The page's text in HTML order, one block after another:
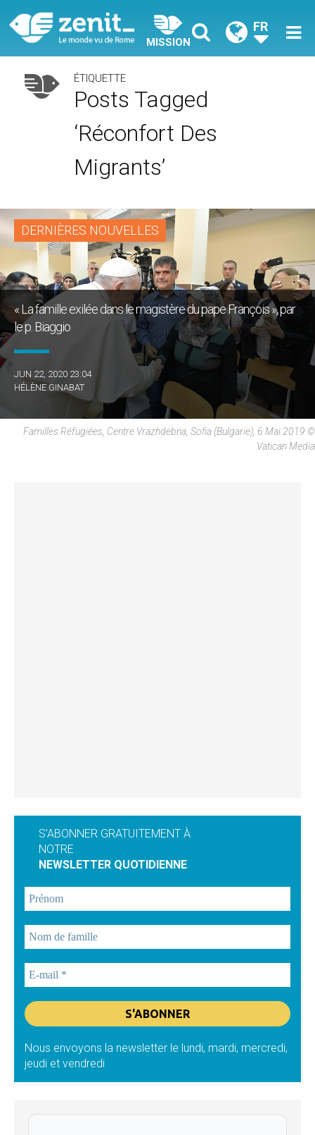
MISSION
FR
ÉTIQUETTE
Posts Tagged
‘réconfort Des
Migrants’
DERNIÈRES NOUVELLES
« La famille exilée dans le magistère du pape François », par
le p. Biaggio
JUN 22, 2020 23:04
HÉLÈNE GINABAT
Familles Réfugiées, Centre Vrazhdebna, Sofia (Bulgarie), 6 Mai 2019 ©
Vatican Media
S'ABONNER GRATUITEMENT À
NOTRE
NEWSLETTER QUOTIDIENNE
Nous envoyons la newsletter le lundi, mardi, mercredi,
jeudi et vendredi